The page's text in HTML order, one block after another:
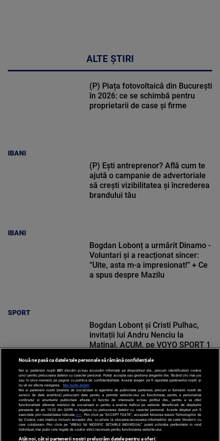
ALTE ȘTIRI
IBANI
(P) Piața fotovoltaică din București
în 2026: ce se schimbă pentru
proprietarii de case și firme
IBANI
(P) Ești antreprenor? Află cum te
ajută o campanie de advertoriale
să crești vizibilitatea și încrederea
brandului tău
SPORT
Bogdan Lobonț a urmărit Dinamo -
Voluntari și a reacționat sincer:
”Uite, asta m-a impresionat!” + Ce
a spus despre Mazilu
SPORT
Bogdan Lobonț și Cristi Pulhac,
invitații lui Andru Nenciu la
Matinal, ACUM, pe VOYO SPORT 1
Nouă ne pasă ca datele tale personale să rămână confidențiale
Noi și partenerii noștri 201 stocăm și/sau accesăm informații pe dispozitivul dvs., precum identificatorii cookie
unici pentru prelucrarea datelor cu caracter personal. Puteți accepta sau gestiona alegerile dvs. făcând clic mai jos
sau în orice moment, pe pagina cu politica de confidențialitate. Aceste alegeri vor fi raportate partenerilor noștri și
nu vă vor afecta navigarea.
Mai multe detalii
Noi si partenerii nostri (retelele de socializare si agentiile de publicitate partenere, precum si furnizorii nostri de
servicii de date analitice) prelucram date pentru a permite website-ului sa functioneze, pentru a personaliza
continutul si anunturile publicitare afisate in functie de interesele si/sau profilul dvs., pentru a va oferi
functionalitati aferente retelelor de socializare si pentru a analiza traficul pe website. Beneficiati de drepturile
prevazute de art. 15-22 din GDPR in legatura cu prelucrarea datelor cu caracter personal. Aceste drepturi pot fi
exercitate prin modalitatea indicataaici . Prin click pe “ACCEPT TOATE”, acceptati folosirea tuturor Tehnologiilor de
tip Cookie, care implica inclusiv acceptul dvs. cu privire la stocarea/accesarea informatiilor de catre Vendor-ii cu
care colaboram. Prin click pe “VREAU SA MODIFIC SETARILE INDIVIDUAL” puteti schimba preferintele in mod
individual, mai putin cele legate de cookie strict necesare pentru functionarea website-ului.
Atât noi, cât și partenerii noștri prelucrăm datele pentru a oferi: